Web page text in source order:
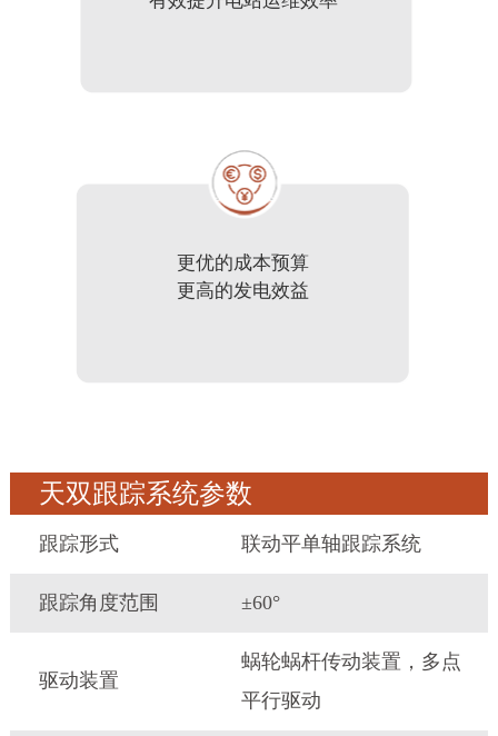
更优的成本预算
更高的发电效益
天双跟踪系统参数
跟踪形式 联动平单轴跟踪系统
跟踪角度范围 ±60°
驱动装置
蜗轮蜗杆传动装置，多点
平行驱动